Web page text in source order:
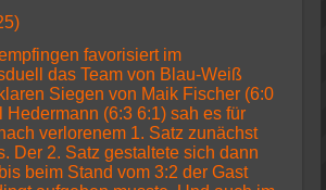
favorisiert im
das Team von Blau-Weiß
Siegen von Maik Fischer (6:0
Hedermann (6:3 6:1) sah es für
verlorenem 1. Satz zunächst
Der 2. Satz gestaltete sich dann
beim Stand vom 3:2 der Gast